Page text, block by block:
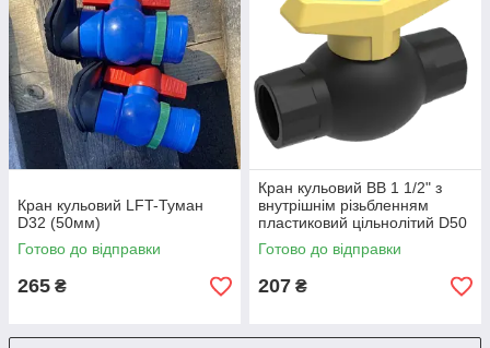
Кран кульовий LFT-Туман
D32 (50мм)
Готово до відправки
265 ₴
Кран кульовий ВВ 1 1/2" з
внутрішнім різьбленням
пластиковий цільнолітий D50
(PP) SantehPlast
Готово до відправки
207 ₴